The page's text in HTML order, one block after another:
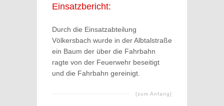
Einsatzbericht:
Durch die Einsatzabteilung
Völkersbach wurde in der Albtalstraße
ein Baum der über die Fahrbahn
ragte von der Feuerwehr beseitigt
und die Fahrbahn gereinigt.
[zum Anfang]